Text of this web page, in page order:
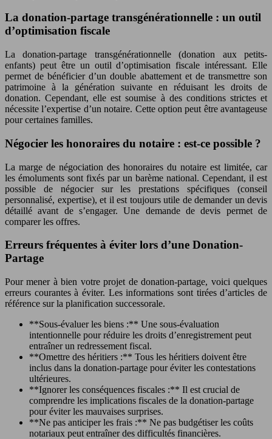
La donation-partage transgénérationnelle : un outil
d’optimisation fiscale
La donation-partage transgénérationnelle (donation aux petits-
enfants) peut être un outil d’optimisation fiscale intéressant. Elle
permet de bénéficier d’un double abattement et de transmettre son
patrimoine à la génération suivante en réduisant les droits de
donation. Cependant, elle est soumise à des conditions strictes et
nécessite l’expertise d’un notaire. Cette option peut être avantageuse
pour certaines familles.
Négocier les honoraires du notaire : est-ce possible ?
La marge de négociation des honoraires du notaire est limitée, car
les émoluments sont fixés par un barème national. Cependant, il est
possible de négocier sur les prestations spécifiques (conseil
personnalisé, expertise), et il est toujours utile de demander un devis
détaillé avant de s’engager. Une demande de devis permet de
comparer les offres.
Erreurs fréquentes à éviter lors d’une Donation-
Partage
Pour mener à bien votre projet de donation-partage, voici quelques
erreurs courantes à éviter. Les informations sont tirées d’articles de
référence sur la planification successorale.
**Sous-évaluer les biens :** Une sous-évaluation
intentionnelle pour réduire les droits d’enregistrement peut
entraîner un redressement fiscal.
**Omettre des héritiers :** Tous les héritiers doivent être
inclus dans la donation-partage pour éviter les contestations
ultérieures.
**Ignorer les conséquences fiscales :** Il est crucial de
comprendre les implications fiscales de la donation-partage
pour éviter les mauvaises surprises.
**Ne pas anticiper les frais :** Ne pas budgétiser les coûts
notariaux peut entraîner des difficultés financières.